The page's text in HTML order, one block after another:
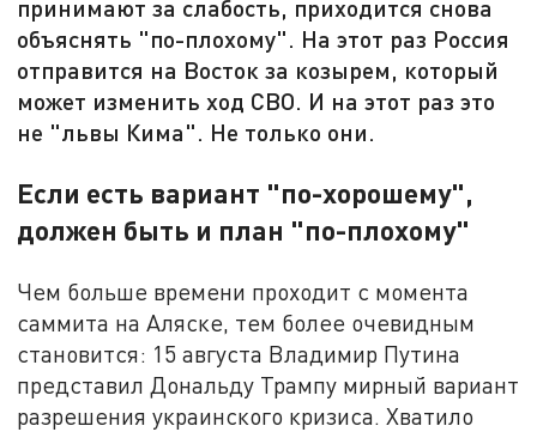
принимают за слабость, приходится снова
объяснять "по-плохому". На этот раз Россия
отправится на Восток за козырем, который
может изменить ход СВО. И на этот раз это
не "львы Кима". Не только они.
Если есть вариант "по-хорошему",
должен быть и план "по-плохому"
Чем больше времени проходит с момента
саммита на Аляске, тем более очевидным
становится: 15 августа Владимир Путина
представил Дональду Трампу мирный вариант
разрешения украинского кризиса. Хватило